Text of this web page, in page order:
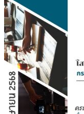
399฿.